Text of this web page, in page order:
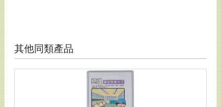
其他同類產品